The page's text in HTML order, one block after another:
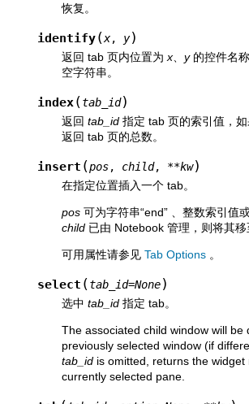
恢复。
identify(x, y)
返回 tab 页内位置为 x y的控件名
空字符串。
index(tab_id)
返回 tab_id 指定 tab 页的索引值，
返回 tab 页的总数。
insert (pos, child, **kw)
在指定位置插入一个 tab。
pos 可为字符串“end” 、整数索引值
child 已由 Notebook 管理，则将其移
可用属性请参见 Tab Options 。
select (tab_id=None)
选中 tab_id 指定 tab。
The associated child window will be
previously selected window (if
tab_id is omitted, returns the widget
currently selected pane.